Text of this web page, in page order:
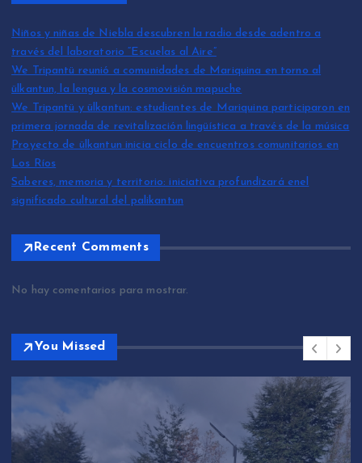
Niños y niñas de Niebla descubren la radio desde adentro a
través del laboratorio “Escuelas al Aire”
We Tripantü reunió a comunidades de Mariquina en torno al
ülkantun, la lengua y la cosmovisión mapuche
We Tripantü y ülkantun: estudiantes de Mariquina participaron en
primera jornada de revitalización lingüística a través de la música
Proyecto de ülkantun inicia ciclo de encuentros comunitarios en
Los Ríos
Saberes, memoria y territorio: iniciativa profundizará enel
significado cultural del palikantun
Recent Comments
No hay comentarios para mostrar.
You Missed